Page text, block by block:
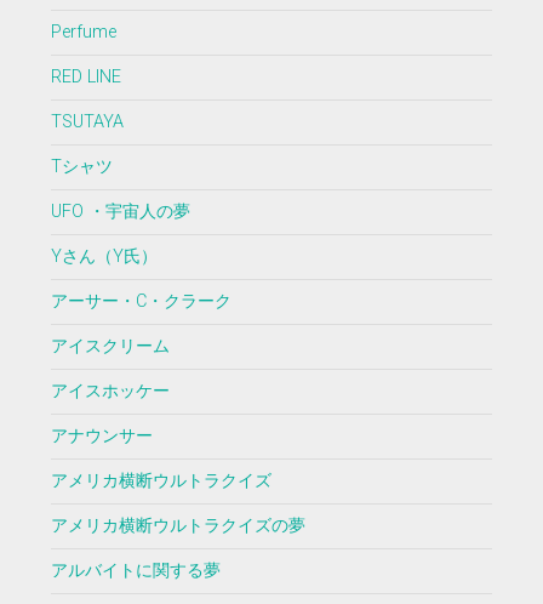
Perfume
RED LINE
TSUTAYA
Tシャツ
UFO ・宇宙人の夢
Yさん（Y氏）
アーサー・C・クラーク
アイスクリーム
アイスホッケー
アナウンサー
アメリカ横断ウルトラクイズ
アメリカ横断ウルトラクイズの夢
アルバイトに関する夢